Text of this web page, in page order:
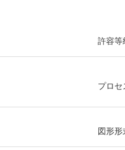
許容等
プロセ
図形形